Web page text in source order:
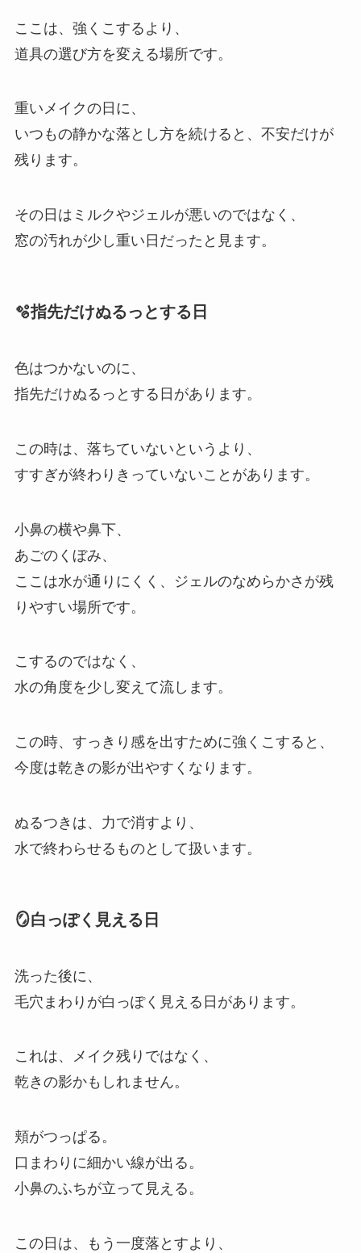
ここは、強くこするより、
道具の選び方を変える場所です。
重いメイクの日に、
いつもの静かな落とし方を続けると、不安だけが
残ります。
その日はミルクやジェルが悪いのではなく、
窓の汚れが少し重い日だったと見ます。
🫧指先だけぬるっとする日
色はつかないのに、
指先だけぬるっとする日があります。
この時は、落ちていないというより、
すすぎが終わりきっていないことがあります。
小鼻の横や鼻下、
あごのくぼみ、
ここは水が通りにくく、ジェルのなめらかさが残
りやすい場所です。
こするのではなく、
水の角度を少し変えて流します。
この時、すっきり感を出すために強くこすると、
今度は乾きの影が出やすくなります。
ぬるつきは、力で消すより、
水で終わらせるものとして扱います。
🪞白っぽく見える日
洗った後に、
毛穴まわりが白っぽく見える日があります。
これは、メイク残りではなく、
乾きの影かもしれません。
頬がつっぱる。
口まわりに細かい線が出る。
小鼻のふちが立って見える。
この日は、もう一度落とすより、